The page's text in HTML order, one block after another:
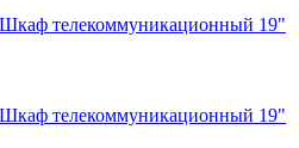
телекоммуникационный 19"
телекоммуникационный 19"